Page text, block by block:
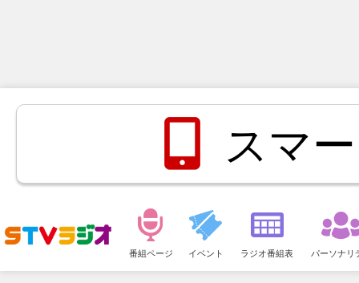
スマ
ュ
番組ページ イベント ラジオ番組表 パーソナリ